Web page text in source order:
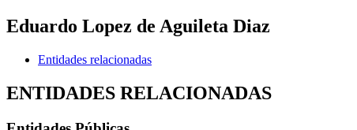
Eduardo Lopez de Aguileta Diaz
Entidades relacionadas
ENTIDADES RELACIONADAS